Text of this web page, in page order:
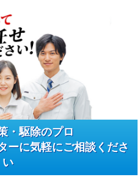
・駆除のプロ
ーに気軽にご相談くださ
い